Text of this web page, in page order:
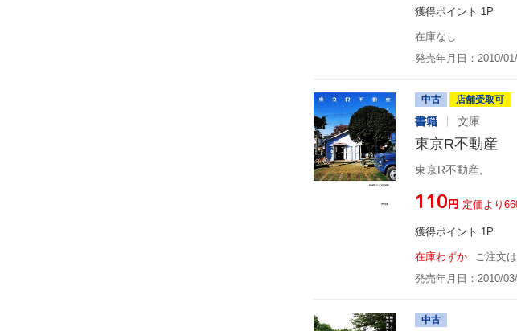
獲得ポイント 1P
在庫なし
発売年月日：2010/
中古 店舗受取可
書籍 文庫
東京R不動産
東京R不動産,
¥110円 定価より
獲得ポイント 1P
在庫わずか
ご注文
発売年月日：2010/
中古